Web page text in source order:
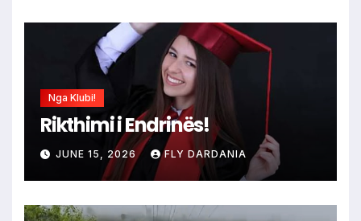
Nga Klubi!
Rikthimi i Endrinës!
JUNE 15, 2026 FLY DARDANIA